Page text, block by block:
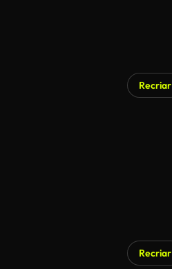
Recriar
Recriar